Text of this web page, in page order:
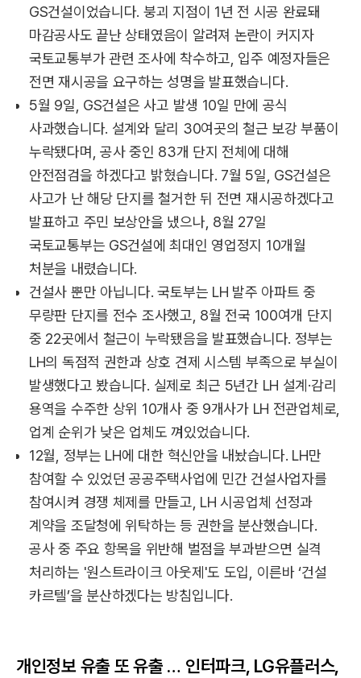
GS건설이었습니다. 붕괴 지점이 1년 전 시공 완료돼
마감공사도 끝난 상태였음이 알려져 논란이 커지자
국토교통부가 관련 조사에 착수하고, 입주 예정자들은
전면 재시공을 요구하는 성명을 발표했습니다.
5월 9일, GS건설은 사고 발생 10일 만에 공식
사과했습니다. 설계와 달리 30여곳의 철근 보강 부품이
누락됐다며, 공사 중인 83개 단지 전체에 대해
안전점검을 하겠다고 밝혔습니다. 7월 5일, GS건설은
사고가 난 해당 단지를 철거한 뒤 전면 재시공하겠다고
발표하고 주민 보상안을 냈으나, 8월 27일
국토교통부는 GS건설에 최대인 영업정지 10개월
처분을 내렸습니다.
건설사 뿐만 아닙니다. 국토부는 LH 발주 아파트 중
무량판 단지를 전수 조사했고, 8월 전국 100여개 단지
중 22곳에서 철근이 누락됐음을 발표했습니다. 정부는
LH의 독점적 권한과 상호 견제 시스템 부족으로 부실이
발생했다고 봤습니다. 실제로 최근 5년간 LH 설계·감리
용역을 수주한 상위 10개사 중 9개사가 LH 전관업체로,
업계 순위가 낮은 업체도 껴있었습니다.
12월, 정부는 LH에 대한 혁신안을 내놨습니다. LH만
참여할 수 있었던 공공주택사업에 민간 건설사업자를
참여시켜 경쟁 체제를 만들고, LH 시공업체 선정과
계약을 조달청에 위탁하는 등 권한을 분산했습니다.
공사 중 주요 항목을 위반해 벌점을 부과받으면 실격
처리하는 '원스트라이크 아웃제'도 도입, 이른바 ‘건설
카르텔’을 분산하겠다는 방침입니다.
개인정보 유출 또 유출 … 인터파크, LG유플러스,